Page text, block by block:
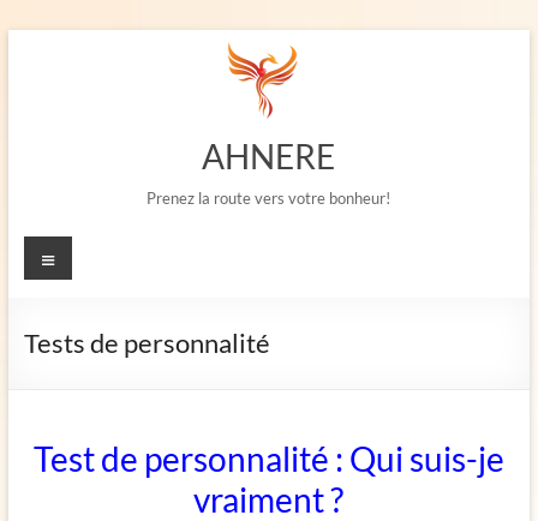
AHNERE
Prenez la route vers votre bonheur!
Menu
Tests de personnalité
Test de personnalité : Qui suis-je
vraiment ?